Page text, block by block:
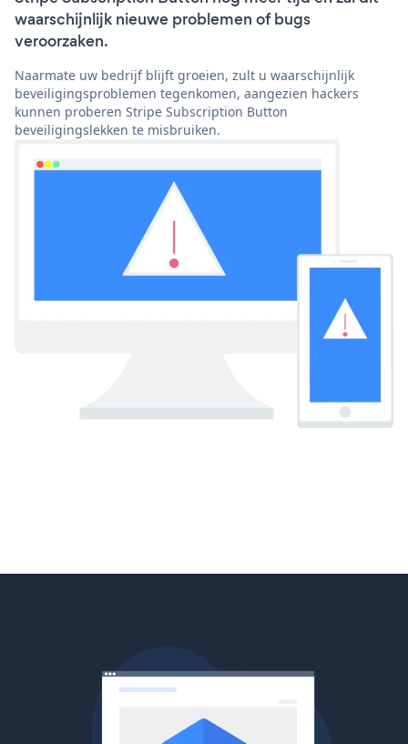
waarschijnlijk nieuwe problemen of bugs
veroorzaken.
Naarmate uw bedrijf blijft groeien, zult u waarschijnlijk
beveiligingsproblemen tegenkomen, aangezien hackers
kunnen proberen Stripe Subscription Button
beveiligingslekken te misbruiken.